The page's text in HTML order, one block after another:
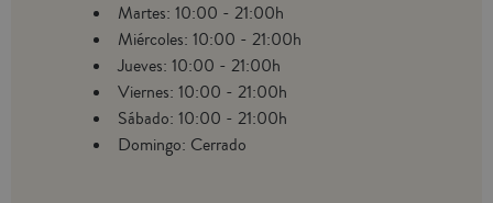
Martes: 10:00 - 21:00h
Miércoles: 10:00 - 21:00h
Jueves: 10:00 - 21:00h
Viernes: 10:00 - 21:00h
Sábado: 10:00 - 21:00h
Domingo: Cerrado